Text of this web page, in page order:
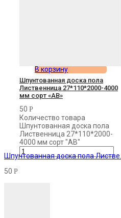
В корзину
Шпунтованная доска пола
Лиственница 27*110*2000-4000
мм сорт «АВ»
50 Р
Количество товара
Шпунтованная доска пола
Лиственница 27*110*2000-
4000 мм сорт "АВ"
Шпунтованная доска пола Листве...
50 Р